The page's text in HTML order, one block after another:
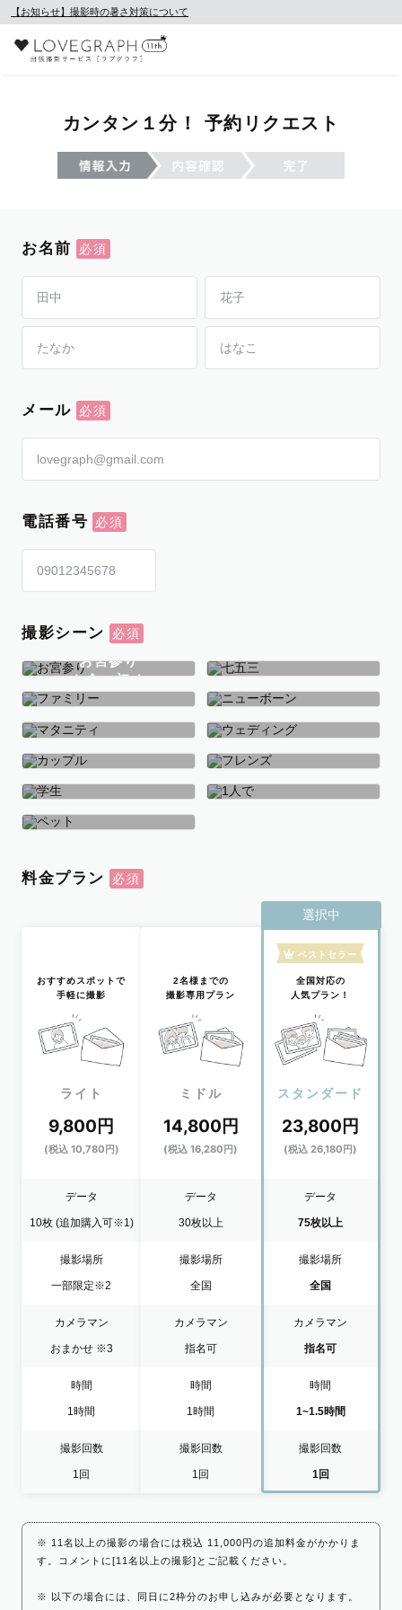
【お知らせ】撮影時の暑さ対策について
カンタン１分！ 予約リクエスト
お名前
メール
電話番号
撮影シーン
お宮参り
お食い初め
七五三
ファミリー ニューボーン
マタニティ ウェディング
カップル フレンズ
学生
料金プラン
おすすめスポットで
手軽に撮影
ライト
9,800円
(税込 10,780円)
データ
10枚 (追加購入可※1)
撮影場所
一部限定※2
カメラマン
おまかせ ※3
時間
1時間
撮影回数
1回
2名様までの
撮影専用プラン
ミドル
14,800円
(税込 16,280円)
データ
30枚以上
撮影場所
全国
カメラマン
指名可
時間
1時間
撮影回数
1回
選択中
ベストセラー
全国対応の
人気プラン！
スタンダード
23,800円
(税込 26,180円)
データ
75枚以上
撮影場所
全国
カメラマン
指名可
時間
1~1.5時間
撮影回数
1回
※ 11名以上の撮影の場合には税込 11,000円の追加料金がかかりま
す。コメントに[11名以上の撮影]とご記載ください。
※ 以下の場合には、同日に2枠分のお申し込みが必要となります。